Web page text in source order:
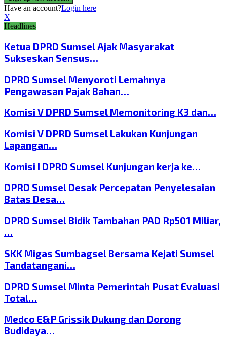
Have an account?Login here
X
Headlines
Ketua DPRD Sumsel Ajak Masyarakat
Sukseskan Sensus…
DPRD Sumsel Menyoroti Lemahnya
Pengawasan Pajak Bahan…
Komisi V DPRD Sumsel Memonitoring K3 dan…
Komisi V DPRD Sumsel Lakukan Kunjungan
Lapangan…
Komisi I DPRD Sumsel Kunjungan kerja ke…
DPRD Sumsel Desak Percepatan Penyelesaian
Batas Desa…
DPRD Sumsel Bidik Tambahan PAD Rp501 Miliar,
…
SKK Migas Sumbagsel Bersama Kejati Sumsel
Tandatangani…
DPRD Sumsel Minta Pemerintah Pusat Evaluasi
Total…
Medco E&P Grissik Dukung dan Dorong
Budidaya…